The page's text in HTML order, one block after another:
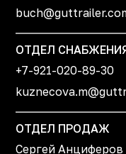
ОТДЕЛ
+7-921-020-89-30
ОТДЕЛ ПРОДАЖ
Сергей Анциферов